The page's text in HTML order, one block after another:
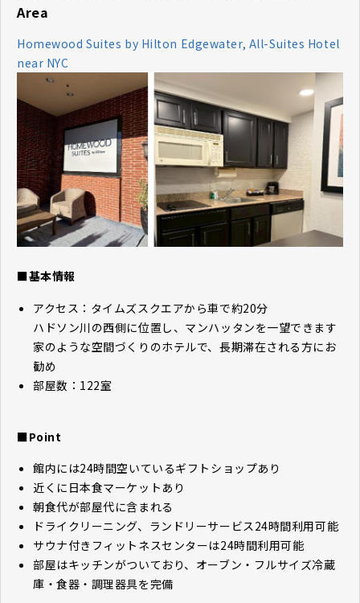
Area
Homewood Suites by Hilton Edgewater, All-Suites Hotel
near NYC
■基本情報
アクセス：タイムズスクエアから車で約20分
ハドソン川の西側に位置し、マンハッタンを一望できます
家のような空間づくりのホテルで、長期滞在される方にお
勧め
部屋数：122室
■Point
館内には24時間空いているギフトショップあり
近くに日本食マーケットあり
朝食代が部屋代に含まれる
ドライクリーニング、ランドリーサービス24時間利用可能
サウナ付きフィットネスセンターは24時間利用可能
部屋はキッチンがついており、オーブン・フルサイズ冷蔵
庫・食器・調理器具を完備